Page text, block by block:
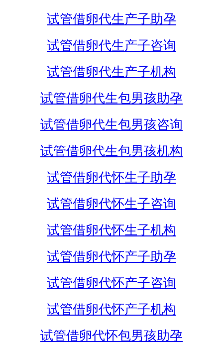
试管借卵代生产子助孕
试管借卵代生产子咨询
试管借卵代生产子机构
试管借卵代生包男孩助孕
试管借卵代生包男孩咨询
试管借卵代生包男孩机构
试管借卵代怀生子助孕
试管借卵代怀生子咨询
试管借卵代怀生子机构
试管借卵代怀产子助孕
试管借卵代怀产子咨询
试管借卵代怀产子机构
试管借卵代怀包男孩助孕